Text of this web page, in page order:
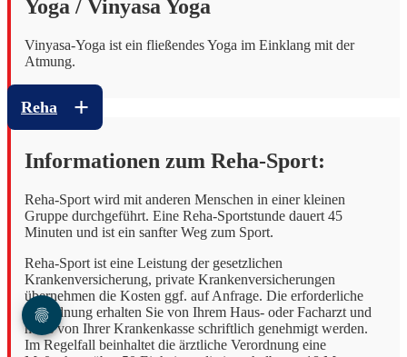
Yoga / Vinyasa Yoga
Vinyasa-Yoga ist ein fließendes Yoga im Einklang mit der
Atmung.
Reha
Informationen zum Reha-Sport:
Reha-Sport wird mit anderen Menschen in einer kleinen
Gruppe durchgeführt. Eine Reha-Sportstunde dauert 45
Minuten und ist ein sanfter Weg zum Sport.
Reha-Sport ist eine Leistung der gesetzlichen
Krankenversicherung, private Krankenversicherungen
übernehmen die Kosten ggf. auf Anfrage. Die erforderliche
Verordnung erhalten Sie von Ihrem Haus- oder Facharzt und
muss von Ihrer Krankenkasse schriftlich genehmigt werden.
Im Regelfall beinhaltet die ärztliche Verordnung eine